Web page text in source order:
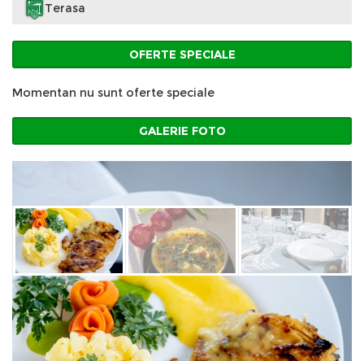
Terasa
OFERTE SPECIALE
Momentan nu sunt oferte speciale
GALERIE FOTO